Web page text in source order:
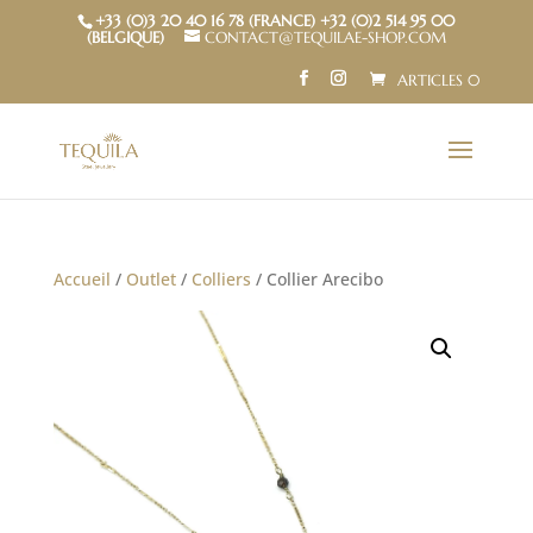
+33 (0)3 20 40 16 78 (FRANCE) +32 (0)2 514 95 00
(BELGIQUE)
CONTACT@TEQUILAE-SHOP.COM
ARTICLES 0
Accueil / Outlet/ Colliers / Collier Arecibo